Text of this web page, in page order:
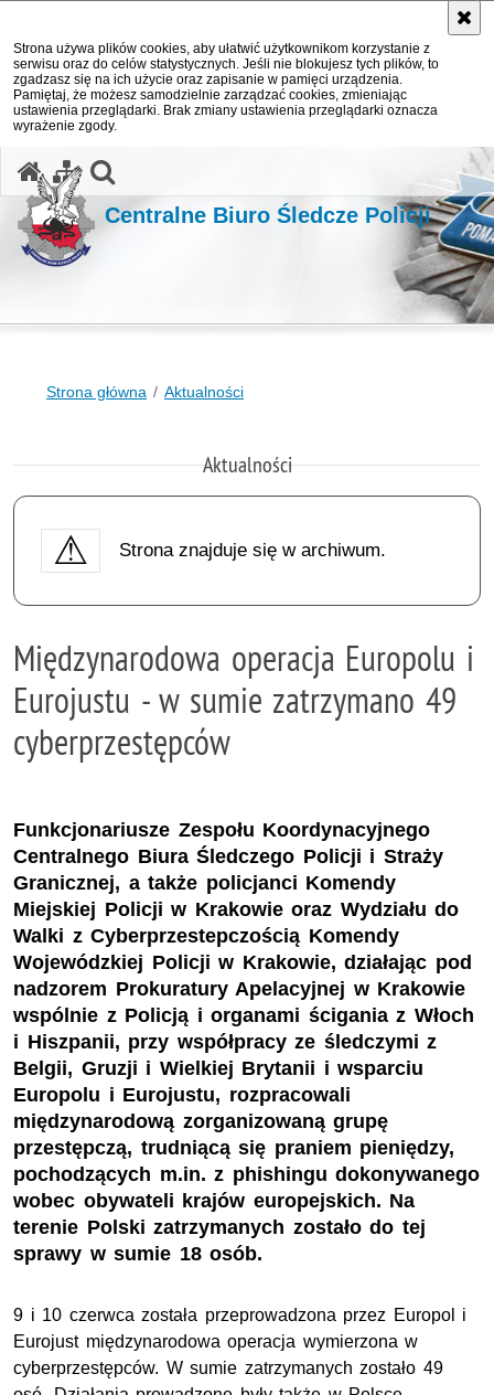
Strona używa plików cookies, aby ułatwić użytkownikom korzystanie z
serwisu oraz do celów statystycznych. Jeśli nie blokujesz tych plików, to
zgadzasz się na ich użycie oraz zapisanie w pamięci urządzenia.
Pamiętaj, że możesz samodzielnie zarządzać cookies, zmieniając
ustawienia przeglądarki. Brak zmiany ustawienia przeglądarki oznacza
wyrażenie zgody.
Centralne Biuro Śledcze Policji
Strona główna Aktualności
Aktualności
Strona znajduje się w archiwum.
Międzynarodowa operacja Europolu i
Eurojustu - w sumie zatrzymano 49
cyberprzestępców
Funkcjonariusze Zespołu Koordynacyjnego
Centralnego Biura Śledczego Policji i Straży
Granicznej, a także policjanci Komendy
Miejskiej Policji w Krakowie oraz Wydziału do
Walki z Cyberprzestepczością Komendy
Wojewódzkiej Policji w Krakowie, działając pod
nadzorem Prokuratury Apelacyjnej w Krakowie
wspólnie z Policją i organami ścigania z Włoch
i Hiszpanii, przy współpracy ze śledczymi z
Belgii, Gruzji i Wielkiej Brytanii i wsparciu
Europolu i Eurojustu, rozpracowali
międzynarodową zorganizowaną grupę
przestępczą, trudniącą się praniem pieniędzy,
pochodzących m.in. z phishingu dokonywanego
wobec obywateli krajów europejskich. Na
terenie Polski zatrzymanych zostało do tej
sprawy w sumie 18 osób.
9 i 10 czerwca została przeprowadzona przez Europol i
Eurojust międzynarodowa operacja wymierzona w
cyberprzestępców. W sumie zatrzymanych zostało 49